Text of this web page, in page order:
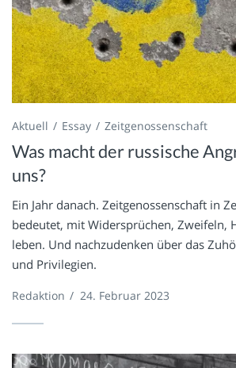
Aktuell Essay Zeitgenossenschaft
Was macht der russische
uns?
Ein Jahr danach. Zeitgenossenschaft in
bedeutet, mit Widersprüchen, Zweifeln,
leben. Und nachzudenken über das
und Privilegien.
Redaktion / 24. Februar 2023